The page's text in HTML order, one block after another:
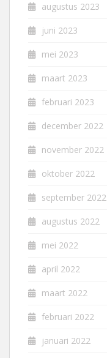
augustus 2023
juni 2023
mei 2023
maart 2023
februari 2023
december 2022
november 2022
oktober 2022
september 2022
augustus 2022
mei 2022
april 2022
maart 2022
februari 2022
januari 2022